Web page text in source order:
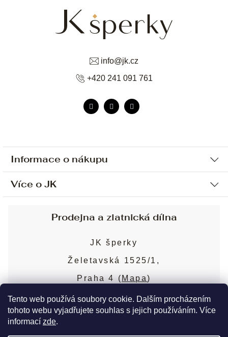
Tento web používá soubory cookie. Dalším procházením
tohoto webu vyjadřujete souhlas s jejich používáním. Více
informací zde.
Informace o nákupu
Ochrana osobních údajů
Sjednání osobní schůzky
Obchodní podmínky
Puncovní značky
Více o JK
Blog
Nejčastější dotazy
info@jk.cz
+420 241 091 761
Prodejna a zlatnická dílna
JK šperky
Želetavská 1525/1,
Praha 4 ( Mapa)
Více o prodejně
Copyright 2026JK šperky. Všechna práva